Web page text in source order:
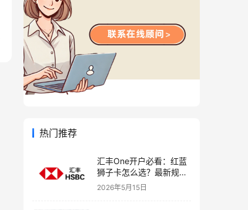
热门推荐
汇丰One开户必看：红蓝
狮子卡怎么选？最新规则
+补办攻略+5个避坑指南
2026年5月15日